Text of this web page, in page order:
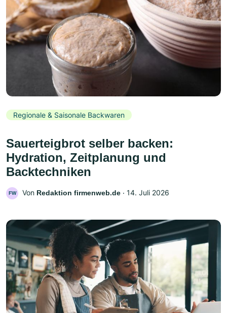
Regionale & Saisonale Backwaren
Sauerteigbrot selber backen:
Hydration, Zeitplanung und
Backtechniken
FW Von Redaktion firmenweb.de ‧ 14. Juli 2026